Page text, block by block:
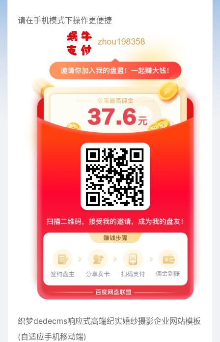
请在手机模式下操作更便捷
织梦dedecms响应式高端纪实婚纱摄影企业网站模板
(自适应手机移动端)